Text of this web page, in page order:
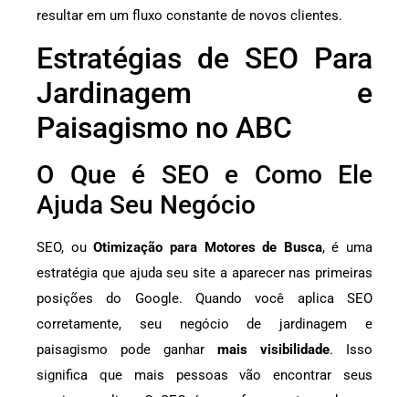
resultar em um fluxo constante de novos clientes.
Estratégias de SEO Para
Jardinagem e
Paisagismo no ABC
O Que é SEO e Como Ele
Ajuda Seu Negócio
SEO, ouOtimização para Motores de Busca, é uma
estratégia que ajuda seu site a aparecer nas primeiras
posições do Google. Quando você aplica SEO
corretamente, seu negócio de jardinagem e
paisagismo pode ganhar mais visibilidade. Isso
significa que mais pessoas vão encontrar seus